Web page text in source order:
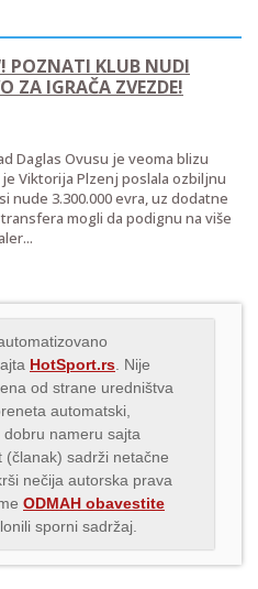
POZNATI KLUB NUDI
ZA IGRAČA ZVEZDE!
Daglas Ovusu je veoma blizu
Viktorija Plzenj poslala ozbiljnu
nude 3.300.000 evra, uz dodatne
mogli da podignu na više
HotSport.rs . Nije
od strane uredništva
automatski,
nameru sajta
(članak) sadrži netačne
nečija autorska prava
ODMAH obavestite
sporni sadržaj.